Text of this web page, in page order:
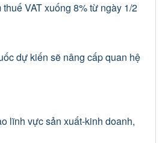
VAT xuống 8% từ ngày 1/2
dự kiến sẽ nâng cấp quan hệ
lĩnh vực sản xuất-kinh doanh,